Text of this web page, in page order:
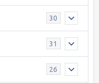
30
31
26